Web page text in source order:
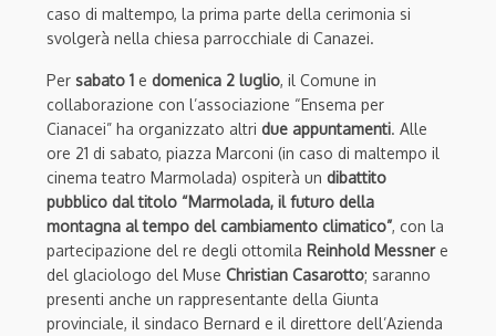
caso di maltempo, la prima parte della cerimonia si
svolgerà nella chiesa parrocchiale di Canazei.
Per sabato 1 e domenica 2 luglio, il Comune in
collaborazione con l’associazione “Ensema per
Cianacei” ha organizzato altri due appuntamenti. Alle
ore 21 di sabato, piazza Marconi (in caso di maltempo il
cinema teatro Marmolada) ospiterà un dibattito
pubblico dal titolo “Marmolada, il futuro della
montagna al tempo del cambiamento climatico”, con la
partecipazione del re degli ottomila Reinhold Messnere
del glaciologo del Muse Christian Casarotto; saranno
presenti anche un rappresentante della Giunta
provinciale, il sindaco Bernard e il direttore dell’Azienda